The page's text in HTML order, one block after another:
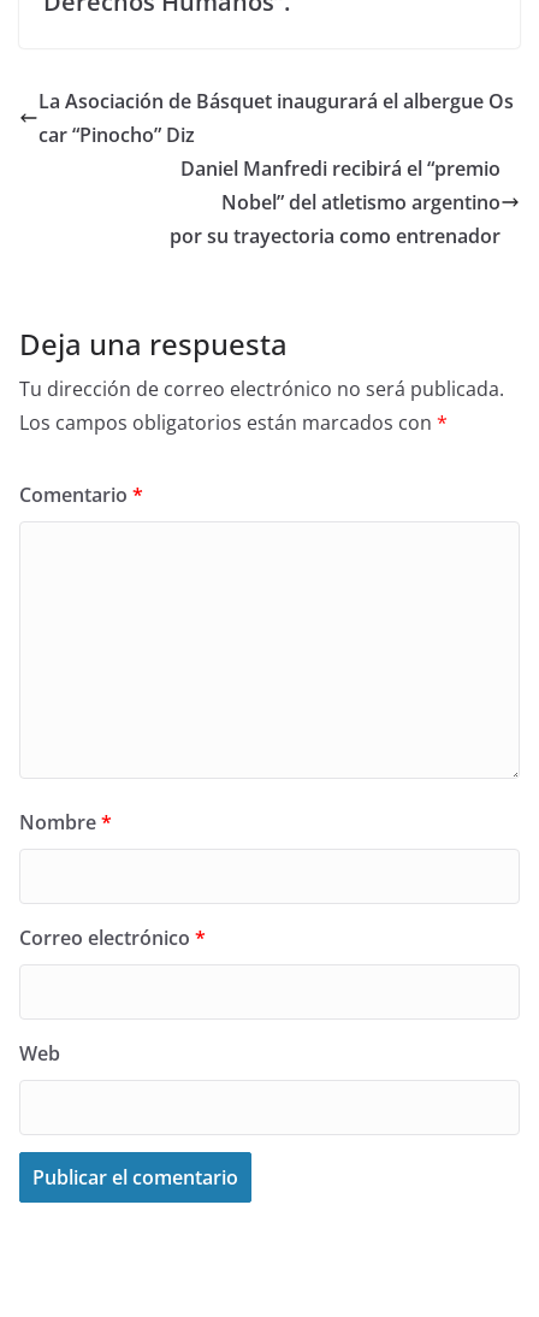
La Asociación de Básquet inaugurará el albergue Os
car “Pinocho” Diz
Daniel Manfredi recibirá el “premio
Nobel” del atletismo argentino
por su trayectoria como entrenador
Deja una respuesta
Tu dirección de correo electrónico no será publicada.
Los campos obligatorios están marcados con *
Comentario *
Nombre*
Correo electrónico *
Web